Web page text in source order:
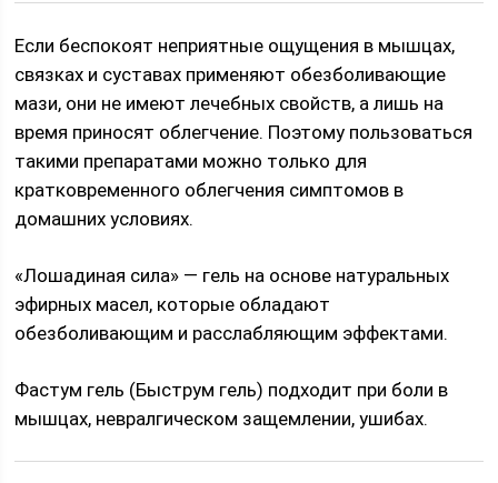
Если беспокоят неприятные ощущения в мышцах,
связках и суставах применяют обезболивающие
мази, они не имеют лечебных свойств, а лишь на
время приносят облегчение. Поэтому пользоваться
такими препаратами можно только для
кратковременного облегчения симптомов в
домашних условиях.
«Лошадиная сила» — гель на основе натуральных
эфирных масел, которые обладают
обезболивающим и расслабляющим эффектами.
Фастум гель (Быструм гель) подходит при боли в
мышцах, невралгическом защемлении, ушибах.